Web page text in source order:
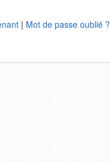
| Mot de passe oublié ?